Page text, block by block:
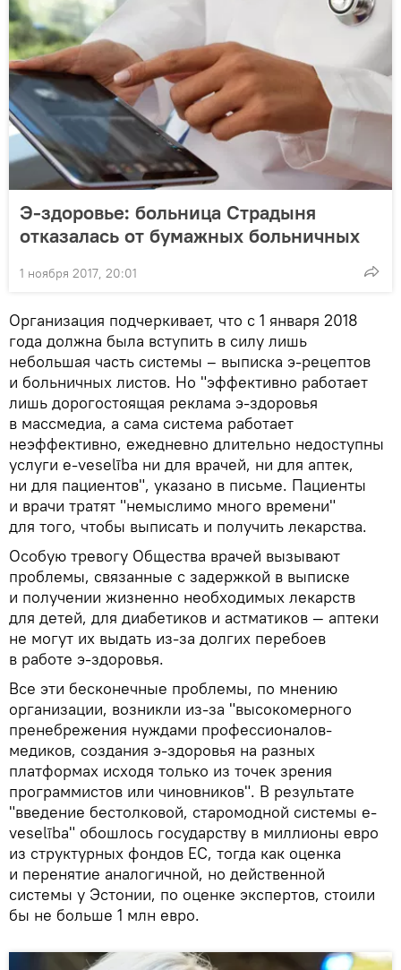
Э-здоровье: больница Страдыня
отказалась от бумажных больничных
1 ноября 2017, 20:01
Организация подчеркивает, что с 1 января 2018
года должна была вступить в силу лишь
небольшая часть системы – выписка э-рецептов
и больничных листов. Но "эффективно работает
лишь дорогостоящая реклама э-здоровья
в массмедиа, а сама система работает
неэффективно, ежедневно длительно недоступны
услуги e-veselība ни для врачей, ни для аптек,
ни для пациентов", указано в письме. Пациенты
и врачи тратят "немыслимо много времени"
для того, чтобы выписать и получить лекарства.
Особую тревогу Общества врачей вызывают
проблемы, связанные с задержкой в выписке
и получении жизненно необходимых лекарств
для детей, для диабетиков и астматиков — аптеки
не могут их выдать из-за долгих перебоев
в работе э-здоровья.
Все эти бесконечные проблемы, по мнению
организации, возникли из-за "высокомерного
пренебрежения нуждами профессионалов-
медиков, создания э-здоровья на разных
платформах исходя только из точек зрения
программистов или чиновников". В результате
"введение бестолковой, старомодной системы e-
veselība" обошлось государству в миллионы евро
из структурных фондов ЕС, тогда как оценка
и перенятие аналогичной, но действенной
системы у Эстонии, по оценке экспертов, стоили
бы не больше 1 млн евро.